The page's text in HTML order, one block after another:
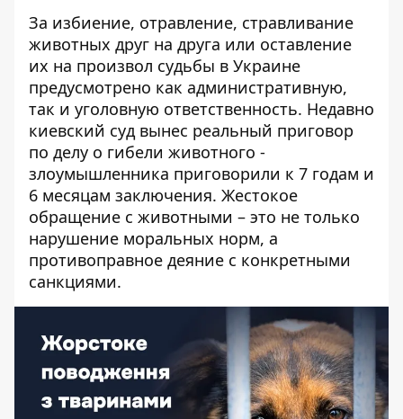
За избиение, отравление, стравливание
животных друг на друга или оставление
их на произвол судьбы в Украине
предусмотрено как административную,
так и уголовную ответственность. Недавно
киевский суд вынес реальный приговор
по делу о гибели животного -
злоумышленника приговорили к 7 годам и
6 месяцам заключения. Жестокое
обращение с животными – это не только
нарушение моральных норм, а
противоправное деяние с конкретными
санкциями.